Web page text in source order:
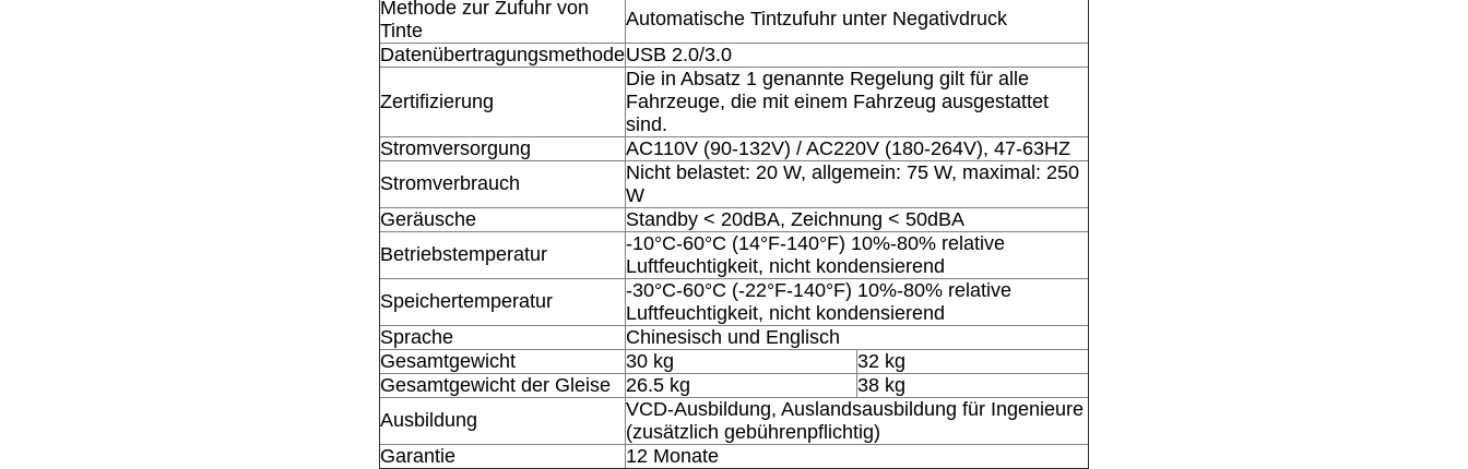
Methode zur Zufuhr von
Tinte
Automatische Tintzufuhr unter Negativdruck
DatenübertragungsmethodeUSB 2.0/3.0
Zertifizierung
Die in Absatz 1 genannte Regelung gilt für alle
Fahrzeuge, die mit einem Fahrzeug ausgestattet
sind.
Stromversorgung
AC110V (90-132V) / AC220V (180-264V), 47-63HZ
Stromverbrauch
Nicht belastet: 20 W, allgemein: 75 W, maximal: 250
W
Geräusche
Standby < 20dBA, Zeichnung < 50dBA
Betriebstemperatur
-10°C-60°C (14°F-140°F) 10%-80% relative
Luftfeuchtigkeit, nicht kondensierend
Speichertemperatur
-30°C-60°C (-22°F-140°F) 10%-80% relative
Luftfeuchtigkeit, nicht kondensierend
Sprache
Chinesisch und Englisch
Gesamtgewicht
30 kg
32 kg
Gesamtgewicht der Gleise
26.5 kg
38 kg
Ausbildung
VCD-Ausbildung, Auslandsausbildung für Ingenieure
(zusätzlich gebührenpflichtig)
Garantie
12 Monate